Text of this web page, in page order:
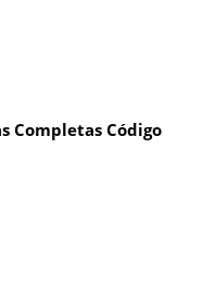
Completas Código